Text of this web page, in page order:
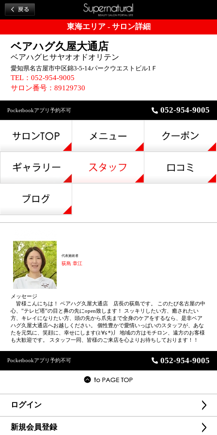
東海エリア - サロン詳細
ベアハグ久屋大通店
ベアハグヒサヤオオドオリテン
愛知県名古屋市中区錦3-5-14パークウエストビル1Ｆ
TEL：052-954-9005
サロン番号：89129730
Pocketbookアプリ予約不可 052-954-9005
代表施術者
荻島 章江
メッセージ
皆様こんにちは！ ベアハグ久屋大通店 店長の荻島です。 このたび名古屋の中
心、”テレビ塔”の目と鼻の先にopen致します！ スッキリしたい方、癒されたい
方、キレイになりたい方、頭の先から爪先まで全身のケアをするなら、是非ベア
ハグ久屋大通店へお越しください。 個性豊かで愛情いっぱいのスタッフが、あな
たを元気に、笑顔に、幸せにします(≧∀≦*)丿 地域の方はモチロン、遠方のお客様
も大歓迎です。 スタッフ一同、皆様のご来店を心よりお待ちしております！！
Pocketbookアプリ予約不可 052-954-9005
ログイン
新規会員登録